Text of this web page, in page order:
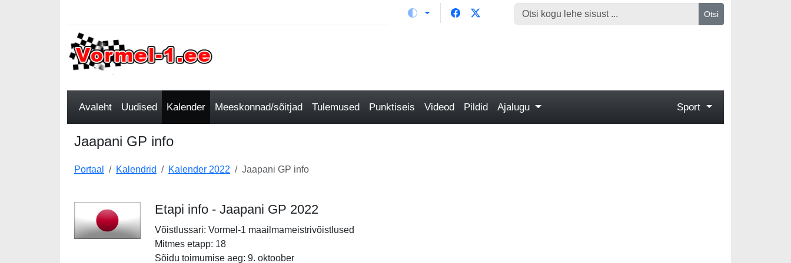
Otsi
Avaleht Uudised Kalender Meeskonnad/sõitjad Tulemused Punktiseis Videod Pildid Ajalugu Sport
Jaapani GP info
Portaal Kalendrid Kalender 2022 Jaapani GP info
Etapi info - Jaapani GP 2022
Võistlussari: Vormel-1 maailmameistrivõistlused
Mitmes etapp: 18
Sõidu toimumise aeg: 9. oktoober